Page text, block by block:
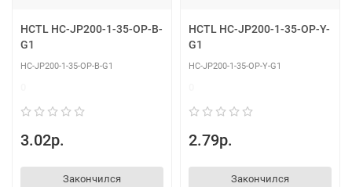
HCTL HC-JP200-1-35-OP-B-
G1
HC-JP200-1-35-OP-B-G1
3.02р.
Закончился
HCTL HC-JP200-1-35-OP-Y-
G1
HC-JP200-1-35-OP-Y-G1
2.79р.
Закончился